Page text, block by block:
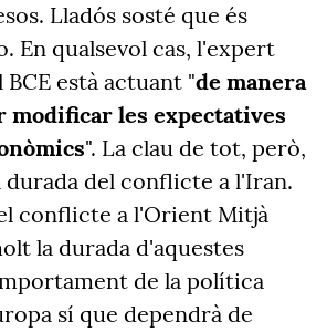
Lladós sosté que és
En qualsevol cas, l'expert
està actuant "de manera
modificar les expectatives
". La clau de tot, però,
durada del conflicte a l'Iran.
conflicte a l'Orient Mitjà
la durada d'aquestes
de la política
sí que dependrà de